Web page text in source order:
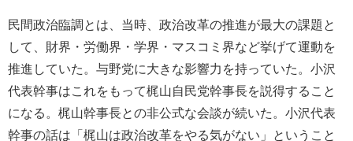
民間政治臨調とは、当時、政治改革の推進が最大の課題と
して、財界・労働界・学界・マスコミ界など挙げて運動を
推進していた。与野党に大きな影響力を持っていた。小沢
代表幹事はこれをもって梶山自民党幹事長を説得すること
になる。梶山幹事長との非公式な会談が続いた。小沢代表
幹事の話は「梶山は政治改革をやる気がない」ということ